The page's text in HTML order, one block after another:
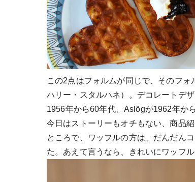
この2点はフォルムが同じで、そのフ
ハリー・スタルハネ）。デコレートデ
1956年から60年代、Aslögが1962年から
今日はストーリーもオチもない、商品紹
ところで、ワッフルの方は、だんだん
た。あえて言うなら、きれいにワッフ